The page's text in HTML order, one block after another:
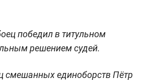
победил в титульном
решением судей.
смешанных единоборств Пётр